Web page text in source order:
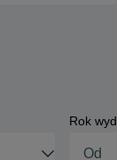
Rok wyd.